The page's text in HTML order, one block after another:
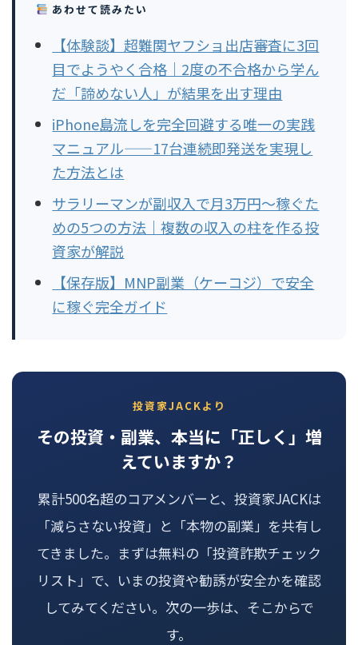
あわせて読みたい
【体験談】超難関ヤフショ出店審査に3回
目でようやく合格｜2度の不合格から学ん
だ「諦めない人」が結果を出す理由
iPhone島流しを完全回避する唯一の実践
マニュアル——17台連続即発送を実現し
た方法とは
サラリーマンが副収入で月3万円〜稼ぐた
めの5つの方法｜複数の収入の柱を作る投
資家が解説
【保存版】MNP副業（ケーコジ）で安全
に稼ぐ完全ガイド
投資家JACKより
その投資・副業、本当に「正しく」増
えていますか？
累計500名超のコアメンバーと、投資家JACKは
「減らさない投資」と「本物の副業」を共有し
てきました。まずは無料の「投資詐欺チェック
リスト」で、いまの投資や勧誘が安全かを確認
してみてください。次の一歩は、そこからで
す。